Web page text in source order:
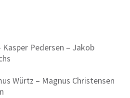
Pedersen – Jakob
Würtz – Magnus Christensen